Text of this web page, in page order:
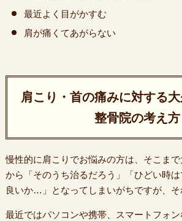
最近よく目がかすむ
肩が痛くてあがらない
肩こり・首の痛みに対する
整骨院の考え方
慢性的に肩こりでお悩みの方は、そこま
から「そのうち治るだろう」「ひどい時
良いか…」となってしまいがちですが、そ
最近ではパソコンや携帯、スマートフォ